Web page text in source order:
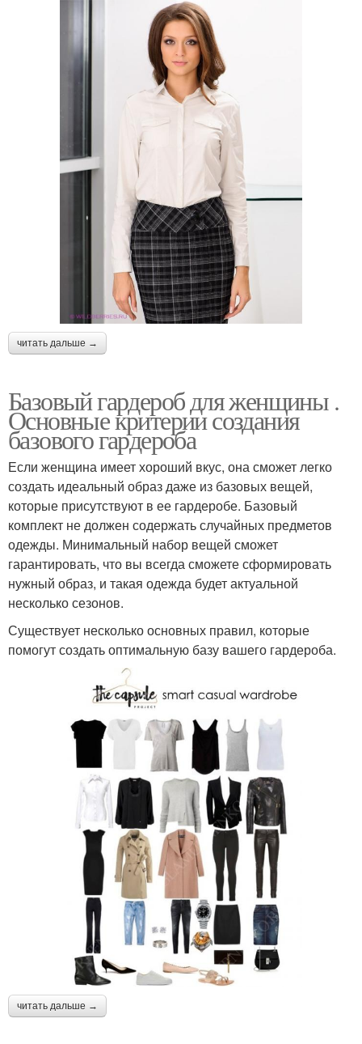
читать дальше →
Базовый гардероб для женщины .
Основные критерии создания
базового гардероба
Если женщина имеет хороший вкус, она сможет легко
создать идеальный образ даже из базовых вещей,
которые присутствуют в ее гардеробе. Базовый
комплект не должен содержать случайных предметов
одежды. Минимальный набор вещей сможет
гарантировать, что вы всегда сможете сформировать
нужный образ, и такая одежда будет актуальной
несколько сезонов.
Существует несколько основных правил, которые
помогут создать оптимальную базу вашего гардероба.
читать дальше →